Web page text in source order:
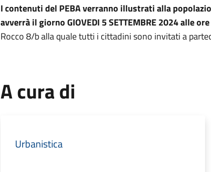
I contenuti del PEBA verranno illustrati alla
avverrà il giorno GIOVEDI 5 SETTEMBRE 2024alle
Rocco 8/b alla quale tutti i cittadini sono invitati a
A cura di
Urbanistica